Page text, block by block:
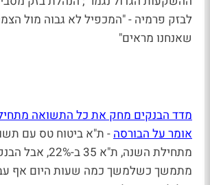
לבזק פרמיה - "המכפיל לא גבוה מול
שאנחנו מראים"
מדד הבנקים מחק את כל התשואה
אומר על הבורסה
מתחילת השנה, ת"א
מתמשך כשלמשך כמה שעות היום אף